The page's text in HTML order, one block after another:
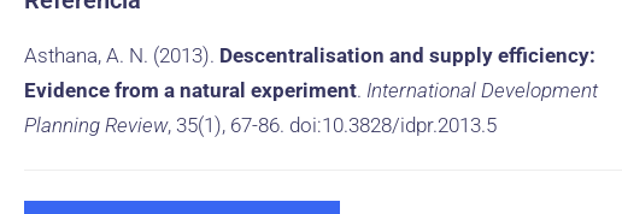
Asthana, A. N. (2013). Descentralisation and supply efficiency:
Evidence from a natural experiment. International Development
Planning Review, 35(1), 67-86. doi:10.3828/idpr.2013.5